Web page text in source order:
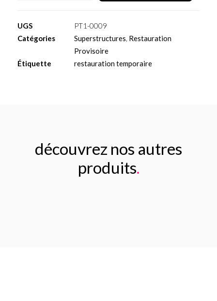
H2mm
UGS
PT1-0009
Catégories
Superstructures, Restauration
Provisoire
Étiquette
restauration temporaire
découvrez nos autres
produits.